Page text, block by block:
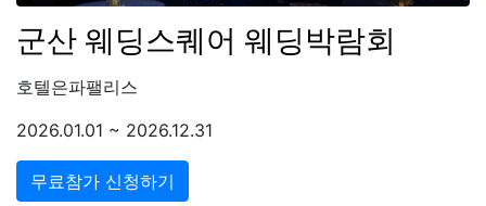
군산 웨딩스퀘어 웨딩박람회
호텔은파팰리스
2026.01.01 ~ 2026.12.31
무료참가 신청하기